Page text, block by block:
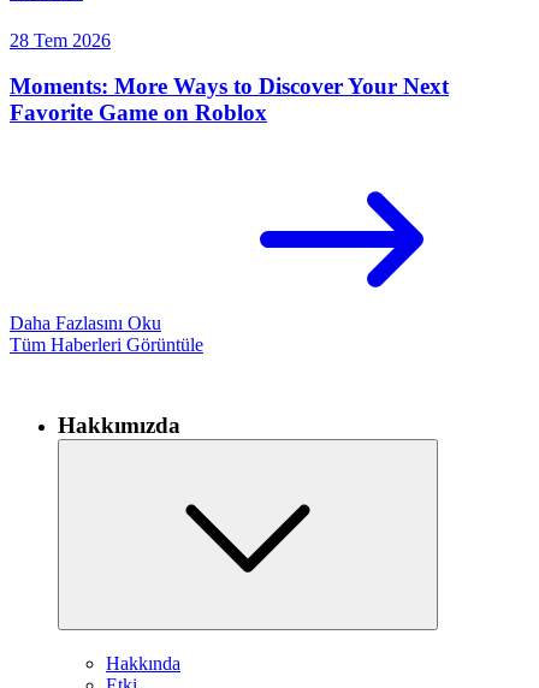
28 Tem 2026
Moments: More Ways to Discover Your Next
Favorite Game on Roblox
Daha Fazlasını Oku
Tüm Haberleri Görüntüle
Hakkımızda
Hakkında